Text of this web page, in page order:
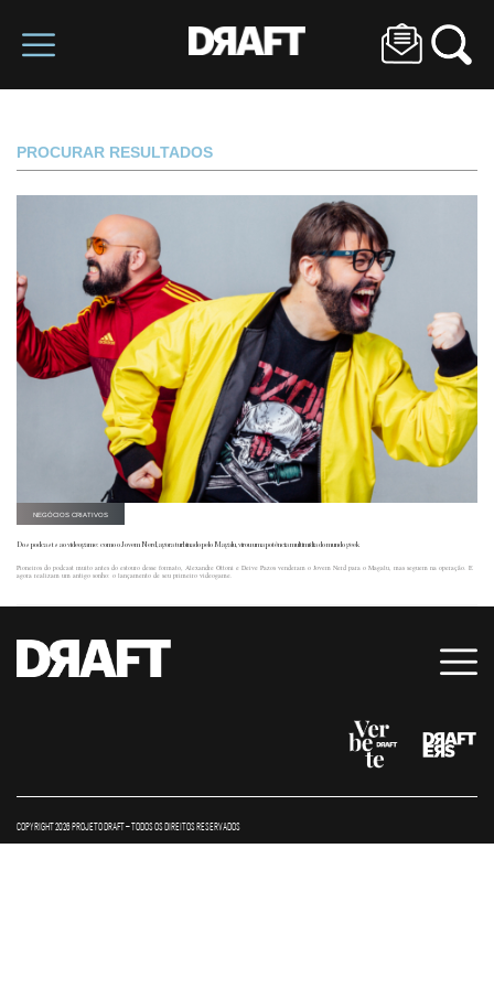
PROCURAR RESULTADOS
NEGÓCIOS CRIATIVOS
Dos podcasts ao videogame: como o Jovem Nerd, agora turbinado pelo Magalu, virou uma potência multimídia do mundo geek
Pioneiros do podcast muito antes do estouro desse formato, Alexandre Ottoni e Deive Pazos venderam o Jovem Nerd para o Magalu, mas seguem na operação. E
agora realizam um antigo sonho: o lançamento de seu primeiro videogame.
COPYRIGHT 2026 PROJETO DRAFT – TODOS OS DIREITOS RESERVADOS